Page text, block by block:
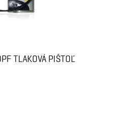
TLAKOVÁ PIŠTOĽ